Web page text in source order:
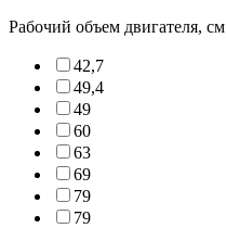
Рабочий объем двигателя, см
42,7
49,4
49
60
63
69
79
79